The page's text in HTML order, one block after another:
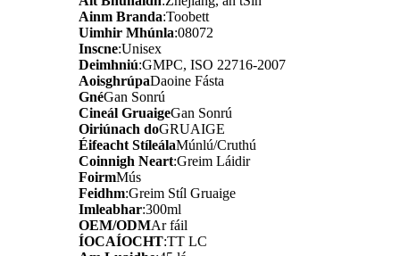
Ainm Branda:Toobett
Uimhir Mhúnla:08072
Inscne:Unisex
Deimhniú:GMPC, ISO 22716-2007
AoisghrúpaDaoine Fásta
GnéGan Sonrú
Cineál GruaigeGan Sonrú
Oiriúnach doGRUAIGE
Éifeacht StíleálaMúnlú/Cruthú
Coinnigh Neart:Greim Láidir
FoirmMús
Feidhm:Greim Stíl Gruaige
Imleabhar:300ml
OEM/ODMAr fáil
ÍOCAÍOCHT:TT LC